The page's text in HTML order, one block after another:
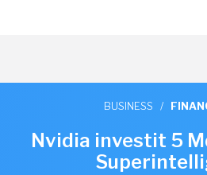
BUSINESS /
Nvidia investit 5